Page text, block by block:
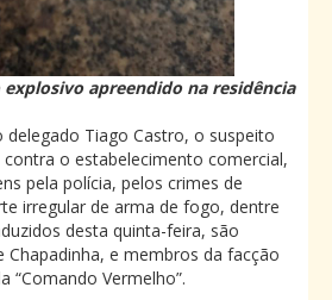
apreendido na residência
delegado Tiago Castro, o suspeito
o estabelecimento comercial,
pela polícia, pelos crimes de
irregular de arma de fogo, dentre
desta quinta-feira, são
Chapadinha, e membros da facção
“Comando Vermelho”.